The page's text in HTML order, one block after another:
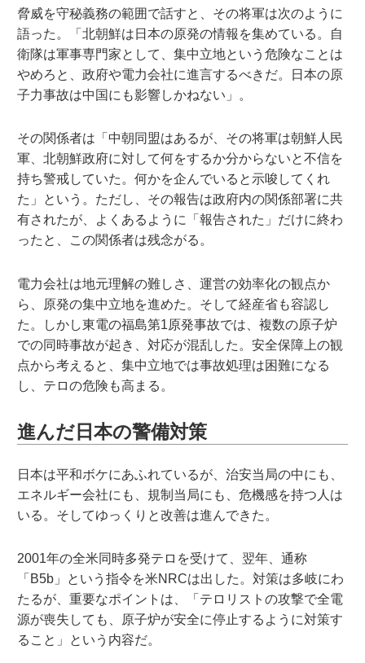
脅威を守秘義務の範囲で話すと、その将軍は次のように
語った。「北朝鮮は日本の原発の情報を集めている。自
衛隊は軍事専門家として、集中立地という危険なことは
やめろと、政府や電力会社に進言するべきだ。日本の原
子力事故は中国にも影響しかねない」。
その関係者は「中朝同盟はあるが、その将軍は朝鮮人民
軍、北朝鮮政府に対して何をするか分からないと不信を
持ち警戒していた。何かを企んでいると示唆してくれ
た」という。ただし、その報告は政府内の関係部署に共
有されたが、よくあるように「報告された」だけに終わ
ったと、この関係者は残念がる。
電力会社は地元理解の難しさ、運営の効率化の観点か
ら、原発の集中立地を進めた。そして経産省も容認し
た。しかし東電の福島第1原発事故では、複数の原子炉
での同時事故が起き、対応が混乱した。安全保障上の観
点から考えると、集中立地では事故処理は困難になる
し、テロの危険も高まる。
進んだ日本の警備対策
日本は平和ボケにあふれているが、治安当局の中にも、
エネルギー会社にも、規制当局にも、危機感を持つ人は
いる。そしてゆっくりと改善は進んできた。
2001年の全米同時多発テロを受けて、翌年、通称
「B5b」という指令を米NRCは出した。対策は多岐にわ
たるが、重要なポイントは、「テロリストの攻撃で全電
源が喪失しても、原子炉が安全に停止するように対策す
ること」という内容だ。